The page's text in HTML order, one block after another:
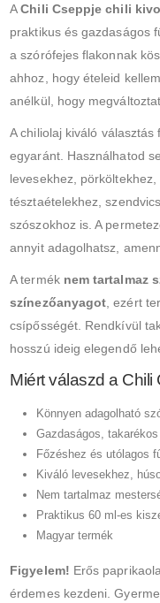
AChili Cseppje chili
praktikus és gazdaságos
a szórófejes flakonnak
ahhoz, hogy ételeid
anélkül, hogy
A chiliolaj kiváló
egyaránt. Használhatod
levesekhez,
tésztaételekhez,
szószokhoz is. A
annyit adagolhatsz,
A termék nem tartalmaz
színezőanyagot , ezért
csípősségét. Rendkívül
hosszú ideig elegendő
Miért válaszd a
Könnyen adagolható
Gazdaságos,
Főzéshez és utólagos
Kiváló levesekhez,
Nem tartalmaz
Praktikus 60 ml-es
Magyar termék
Figyelem! Erős
érdemes kezdeni.